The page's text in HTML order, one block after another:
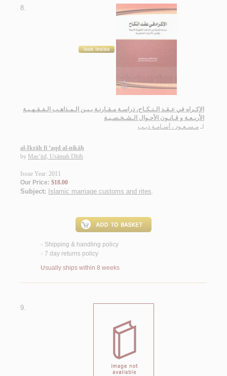
8.
الإكـراه في عـقـد الـنـكـاح، دراسـة مـقـارنـة بـيـن الـمـذاهـب الـفـقـهـيـة
الأربـعـة و قـانـون الأحـوال الـشـخـصـيـة
لـ مـسـعـود ، أسـامـة ذيـب
al-Ikrāh fī ‘aqd al-nikāḥ
by Mas‘ūd, Usāmah Dhīb
Issue Year: 2011
Our Price: $18.00
Subject: Islamic marriage customs and rites.
< Shipping & handling policy
< 7 day returns policy
Usually ships within 8 weeks
9.